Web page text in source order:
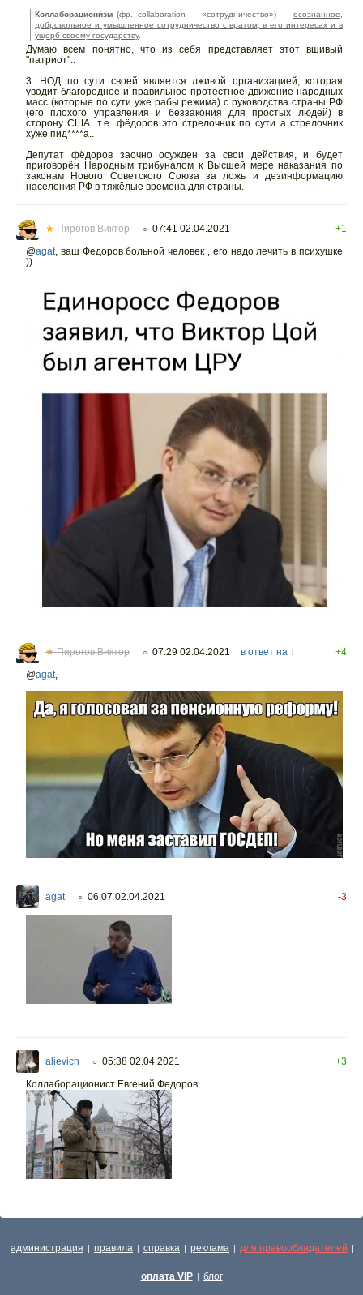
Коллаборациони́зм (фр. collaboration — «сотрудничество») — осознанное,
добровольное и умышленное сотрудничество с врагом, в его интересах и в
ущерб своему государству.
Думаю всем понятно, что из себя представляет этот вшивый
"патриот"..
3. НОД по сути своей является лживой организацией, которая
уводит благородное и правильное протестное движение народных
масс (которые по сути уже рабы режима) с руководства страны РФ
(его плохого управления и беззакония для простых людей) в
сторону США...т.е. фёдоров это стрелочник по сути..а стрелочник
хуже пид****а..
Депутат фёдоров заочно осужден за свои действия, и будет
приговорён Народным трибуналом к Высшей мере наказания по
законам Нового Советского Союза за ложь и дезинформацию
населения РФ в тяжёлые времена для страны.
★Пирогов Виктор ○ 07:41 02.04.2021
+1
@agat, ваш Федоров больной человек , его надо лечить в психушке
))
★Пирогов Виктор ○ 07:29 02.04.2021 в ответ на ↓
+4
@agat,
agat ○ 06:07 02.04.2021 -3
alievich ○ 05:38 02.04.2021
+3
Коллаборационист Евгений Федоров
администрация | правила | справка | реклама | для правообладателей |
оплата VIP | блог